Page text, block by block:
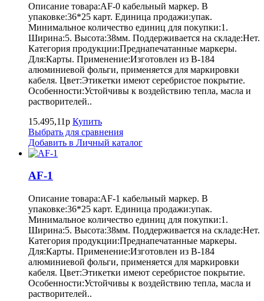
Описание товара:AF-0 кабельный маркер. В
упаковке:36*25 карт. Единица продажи:упак.
Минимальное количество единиц для покупки:1.
Ширина:5. Высота:38мм. Поддерживается на складе:Нет.
Категория продукции:Преднапечатанные маркеры.
Для:Карты. Применение:Изготовлен из B-184
алюминиевой фольги, применяется для маркировки
кабеля. Цвет:Этикетки имеют серебристое покрытие.
Особенности:Устойчивы к воздействию тепла, масла и
растворителей..
15.495,11р Купить
Выбрать для сравнения
Добавить в Личный каталог
AF-1
Описание товара:AF-1 кабельный маркер. В
упаковке:36*25 карт. Единица продажи:упак.
Минимальное количество единиц для покупки:1.
Ширина:5. Высота:38мм. Поддерживается на складе:Нет.
Категория продукции:Преднапечатанные маркеры.
Для:Карты. Применение:Изготовлен из B-184
алюминиевой фольги, применяется для маркировки
кабеля. Цвет:Этикетки имеют серебристое покрытие.
Особенности:Устойчивы к воздействию тепла, масла и
растворителей..